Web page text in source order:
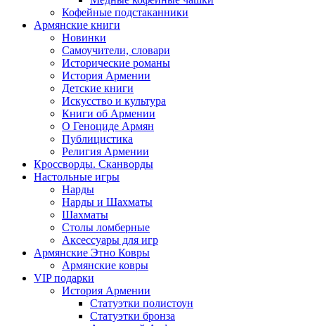
Кофейные подстаканники
Армянские книги
Новинки
Самоучители, словари
Исторические романы
История Армении
Детские книги
Иcкусство и культура
Книги об Армении
О Геноциде Армян
Публицистика
Религия Армении
Кроссворды. Сканворды
Настольные игры
Нарды
Нарды и Шахматы
Шахматы
Столы ломберные
Аксессуары для игр
Армянские Этно Ковры
Армянские ковры
VIP подарки
История Армении
Статуэтки полистоун
Статуэтки бронза